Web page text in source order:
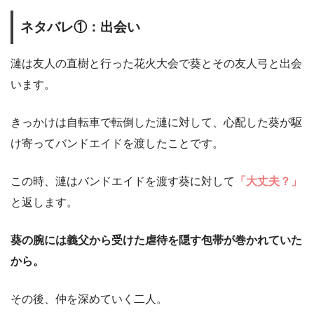
ネタバレ①：出会い
漣は友人の直樹と行った花火大会で葵とその友人弓と出会
います。
きっかけは自転車で転倒した漣に対して、心配した葵が駆
け寄ってバンドエイドを渡したことです。
この時、漣はバンドエイドを渡す葵に対して
「大丈夫？」
と返します。
葵の腕には義父から受けた虐待を隠す包帯が巻かれていた
から。
その後、仲を深めていく二人。